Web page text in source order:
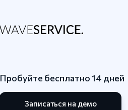
Пробуйте бесплатно 14 дней
Записаться на демо